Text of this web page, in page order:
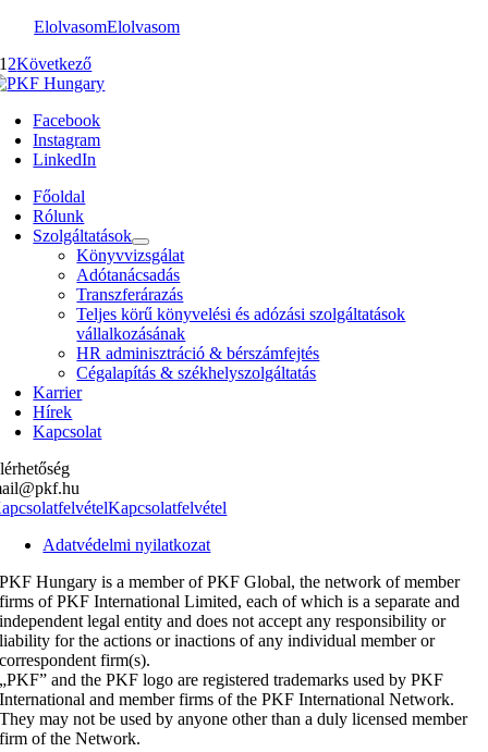
ElolvasomElolvasom
1 2Következő
Facebook
Instagram
LinkedIn
Főoldal
Rólunk
Szolgáltatások
Könyvvizsgálat
Adótanácsadás
Transzferárazás
Teljes körű könyvelési és adózási szolgáltatások
vállalkozásának
HR adminisztráció & bérszámfejtés
Cégalapítás & székhelyszolgáltatás
Karrier
Hírek
Kapcsolat
Kapcsolatfelvétel
Adatvédelmi nyilatkozat
PKF Hungary is a member of PKF Global, the network of member
firms of PKF International Limited, each of which is a separate and
independent legal entity and does not accept any responsibility or
liability for the actions or inactions of any individual member or
correspondent firm(s).
„PKF” and the PKF logo are registered trademarks used by PKF
International and member firms of the PKF International Network.
They may not be used by anyone other than a duly licensed member
firm of the Network.